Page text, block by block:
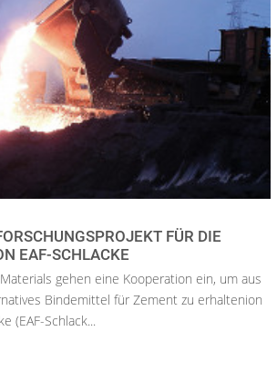
FÜR DIE
EAF-SCHLACKE
gehen eine Kooperation ein, um aus
Bindemittel für Zement zu erhaltenion
(EAF-Schlack...